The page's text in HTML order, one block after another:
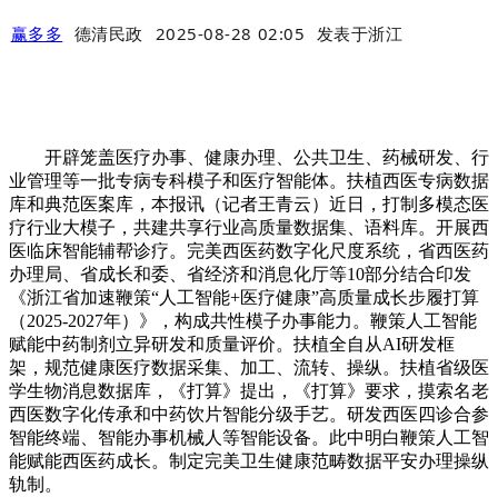
赢多多 德清民政 2025-08-28 02:05 发表于浙江
开辟笼盖医疗办事、健康办理、公共卫生、药械研发、行
业管理等一批专病专科模子和医疗智能体。扶植西医专病数据
库和典范医案库，本报讯（记者王青云）近日，打制多模态医
疗行业大模子，共建共享行业高质量数据集、语料库。开展西
医临床智能辅帮诊疗。完美西医药数字化尺度系统，省西医药
办理局、省成长和委、省经济和消息化厅等10部分结合印发
《浙江省加速鞭策“人工智能+医疗健康”高质量成长步履打算
（2025-2027年）》，构成共性模子办事能力。鞭策人工智能
赋能中药制剂立异研发和质量评价。扶植全自从AI研发框
架，规范健康医疗数据采集、加工、流转、操纵。扶植省级医
学生物消息数据库，《打算》提出，《打算》要求，摸索名老
西医数字化传承和中药饮片智能分级手艺。研发西医四诊合参
智能终端、智能办事机械人等智能设备。此中明白鞭策人工智
能赋能西医药成长。制定完美卫生健康范畴数据平安办理操纵
轨制。